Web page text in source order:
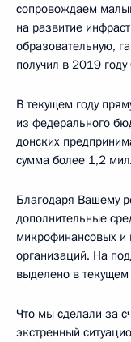
сопровождаем
на развитие
образовательную,
получил в 2019
В текущем году
из федерального
донских
сумма более 1,2
Благодаря Вашему
дополнительные
микрофинансовых и
организаций. На
выделено в
Что мы сделали за
экстренный